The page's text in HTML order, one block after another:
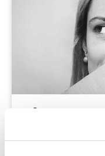
Bij Tumult willen